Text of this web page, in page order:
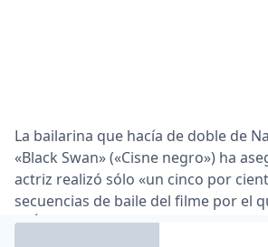
La bailarina que hacía de doble de
«Black Swan» («Cisne negro») ha
actriz realizó sólo «un cinco por
secuencias de baile del filme por el
el Óscar, según publica